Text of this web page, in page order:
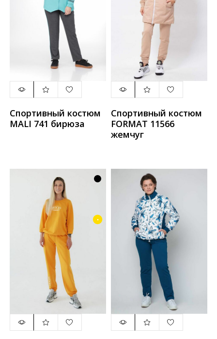
Спортивный костюм
MALI 741 бирюза
Спортивный костюм
FORMAT 11566
жемчуг